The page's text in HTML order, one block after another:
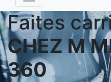
Faites
CHEZ M
360